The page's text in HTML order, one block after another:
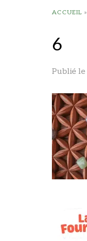
ACCUEIL »
6
Publié le